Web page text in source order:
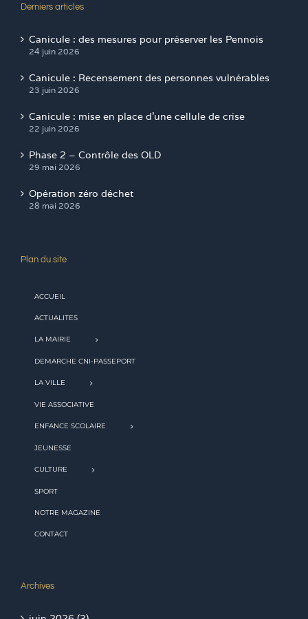
Derniers articles
Canicule : des mesures pour préserver les Pennois
24 juin 2026
Canicule : Recensement des personnes vulnérables
23 juin 2026
Canicule : mise en place d’une cellule de crise
22 juin 2026
Phase 2 – Contrôle des OLD
29 mai 2026
Opération zéro déchet
28 mai 2026
Plan du site
ACCUEIL
ACTUALITES
LA MAIRIE
DEMARCHE CNI-PASSEPORT
LA VILLE
VIE ASSOCIATIVE
ENFANCE SCOLAIRE
JEUNESSE
CULTURE
SPORT
NOTRE MAGAZINE
CONTACT
Archives